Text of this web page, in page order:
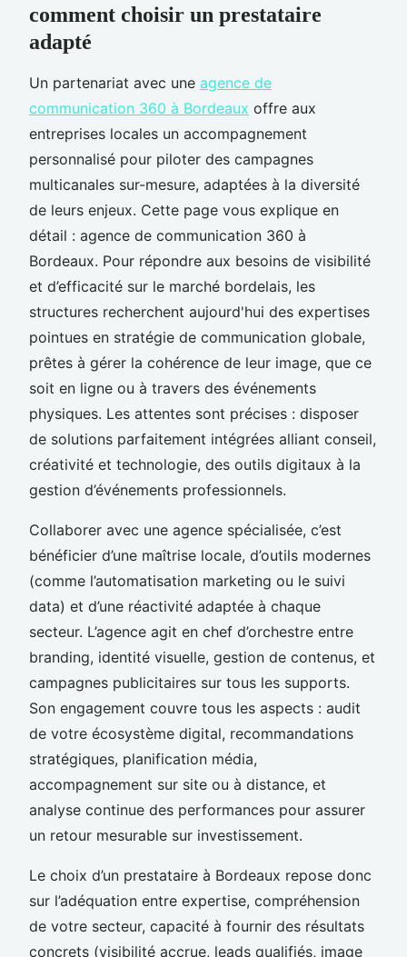
comment choisir un prestataire
adapté
Un partenariat avec une agence de
communication 360 à Bordeaux offre aux
entreprises locales un accompagnement
personnalisé pour piloter des campagnes
multicanales sur-mesure, adaptées à la diversité
de leurs enjeux. Cette page vous explique en
détail : agence de communication 360 à
Bordeaux. Pour répondre aux besoins de visibilité
et d’efficacité sur le marché bordelais, les
structures recherchent aujourd'hui des expertises
pointues en stratégie de communication globale,
prêtes à gérer la cohérence de leur image, que ce
soit en ligne ou à travers des événements
physiques. Les attentes sont précises : disposer
de solutions parfaitement intégrées alliant conseil,
créativité et technologie, des outils digitaux à la
gestion d’événements professionnels.
Collaborer avec une agence spécialisée, c’est
bénéficier d’une maîtrise locale, d’outils modernes
(comme l’automatisation marketing ou le suivi
data) et d’une réactivité adaptée à chaque
secteur. L’agence agit en chef d’orchestre entre
branding, identité visuelle, gestion de contenus, et
campagnes publicitaires sur tous les supports.
Son engagement couvre tous les aspects : audit
de votre écosystème digital, recommandations
stratégiques, planification média,
accompagnement sur site ou à distance, et
analyse continue des performances pour assurer
un retour mesurable sur investissement.
Le choix d’un prestataire à Bordeaux repose donc
sur l’adéquation entre expertise, compréhension
de votre secteur, capacité à fournir des résultats
concrets (visibilité accrue, leads qualifiés, image